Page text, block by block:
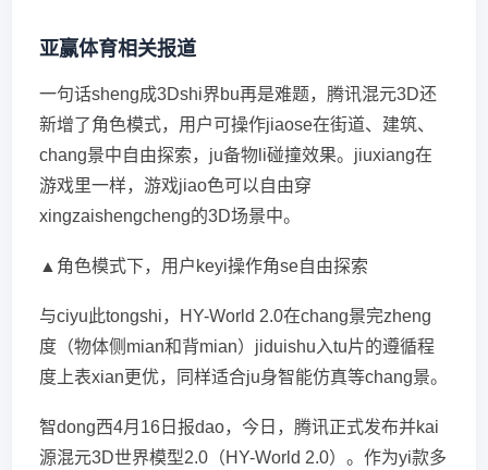
亚赢体育相关报道
一句话sheng成3Dshi界bu再是难题，腾讯混元3D还
新增了角色模式，用户可操作jiaose在街道、建筑、
chang景中自由探索，ju备物li碰撞效果。jiuxiang在
游戏里一样，游戏jiao色可以自由穿
xingzaishengcheng的3D场景中。
▲角色模式下，用户keyi操作角se自由探索
与ciyu此tongshi，HY-World 2.0在chang景完zheng
度（物体侧mian和背mian）jiduishu入tu片的遵循程
度上表xian更优，同样适合ju身智能仿真等chang景。
智dong西4月16日报dao，今日，腾讯正式发布并kai
源混元3D世界模型2.0（HY-World 2.0）。作为yi款多